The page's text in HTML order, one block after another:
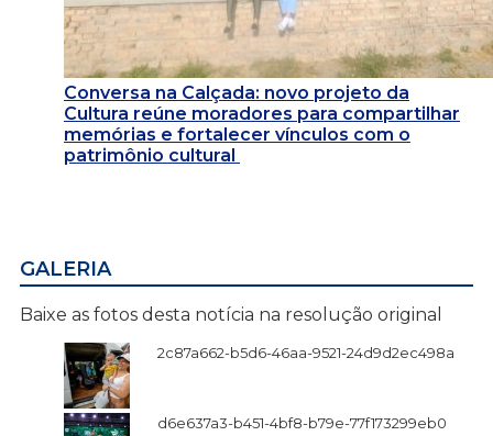
Conversa na Calçada: novo projeto da
Cultura reúne moradores para compartilhar
memórias e fortalecer vínculos com o
patrimônio cultural
GALERIA
Baixe as fotos desta notícia na resolução original
2c87a662-b5d6-46aa-9521-24d9d2ec498a
d6e637a3-b451-4bf8-b79e-77f173299eb0